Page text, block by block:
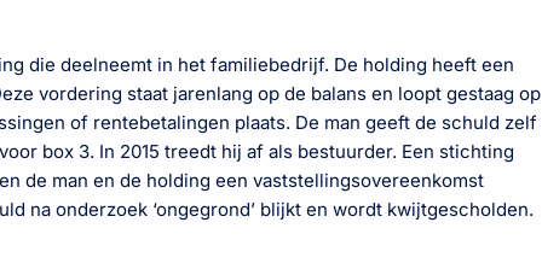
die deelneemt in het familiebedrijf. De holding heeft een
vordering staat jarenlang op de balans en loopt gestaag op
of rentebetalingen plaats. De man geeft de schuld zelf
box 3. In 2015 treedt hij af als bestuurder. Een stichting
de man en de holding een vaststellingsovereenkomst
na onderzoek ‘ongegrond’ blijkt en wordt kwijtgescholden.